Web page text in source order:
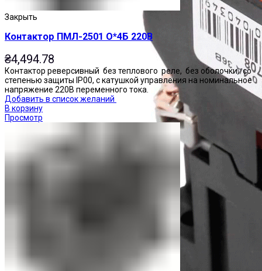
Закрыть
Контактор ПМЛ-2501 О*4Б 220В
₴4,494.78
Контактор реверсивный без теплового реле, без оболочки, со
степенью защиты IP00, с катушкой управления на номинальное
напряжение 220В переменного тока.
Добавить в список желаний
В корзину
Просмотр